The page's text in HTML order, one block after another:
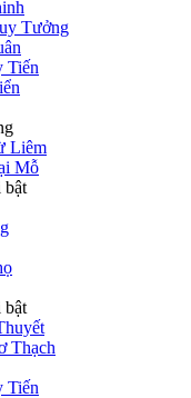
Tưởng
Tiến
Liêm
Mỗ
bật
bật
Thạch
Tiến